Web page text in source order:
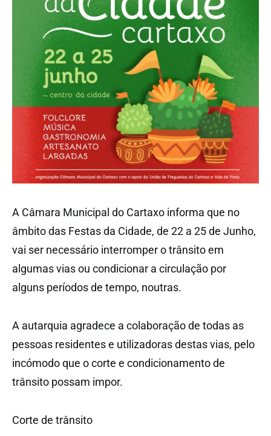
A Câmara Municipal do Cartaxo informa que no
âmbito das Festas da Cidade, de 22 a 25 de Junho,
vai ser necessário interromper o trânsito em
algumas vias ou condicionar a circulação por
alguns períodos de tempo, noutras.
A autarquia agradece a colaboração de todas as
pessoas residentes e utilizadoras destas vias, pelo
incómodo que o corte e condicionamento de
trânsito possam impor.
Corte de trânsito